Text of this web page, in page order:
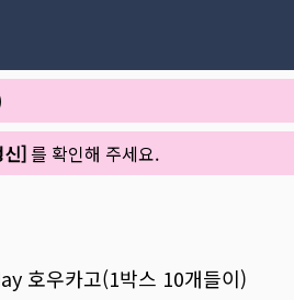
신]를 확인해 주세요.
호우카고(1박스 10개들이)